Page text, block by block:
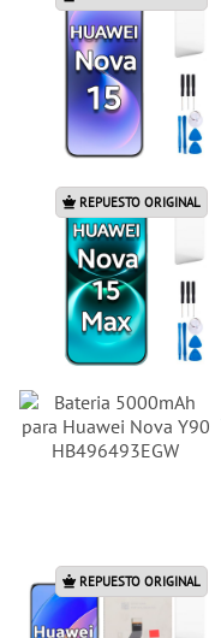
REPUESTO ORIGINAL
REPUESTO ORIGINAL